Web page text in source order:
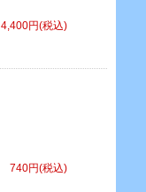
4,400円(税込)
740円(税込)